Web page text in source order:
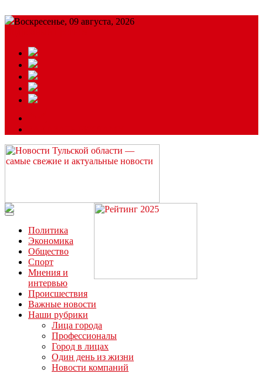
Воскресенье, 09 августа, 2026
Читайте последние новости дня в Тульской области на сайте
“ЗаНовомосковск”
Политика
Экономика
Общество
Спорт
Мнения и
интервью
Происшествия
Важные новости
Наши рубрики
Лица города
Профессионалы
Город в лицах
Один день из жизни
Новости компаний